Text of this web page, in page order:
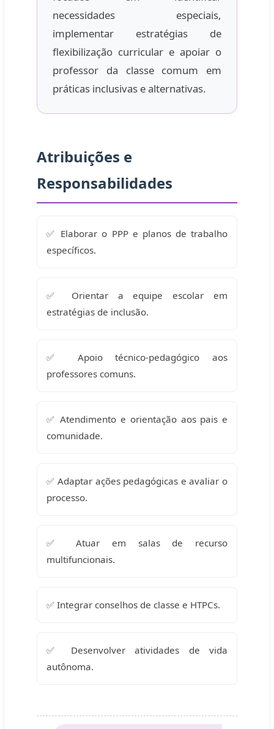
necessidades especiais,
implementar estratégias de
flexibilização curricular e apoiar o
professor da classe comum em
práticas inclusivas e alternativas.
Atribuições e
Responsabilidades
✅ Elaborar o PPP e planos de trabalho
específicos.
✅ Orientar a equipe escolar em
estratégias de inclusão.
✅ Apoio técnico-pedagógico aos
professores comuns.
✅ Atendimento e orientação aos pais e
comunidade.
✅ Adaptar ações pedagógicas e avaliar o
processo.
✅ Atuar em salas de recurso
multifuncionais.
✅ Integrar conselhos de classe e HTPCs.
✅ Desenvolver atividades de vida
autônoma.